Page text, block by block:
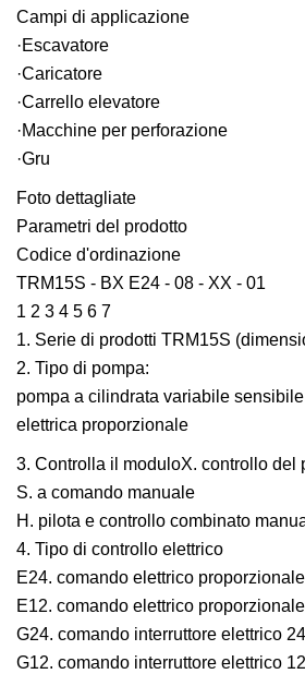
Campi di applicazione
·Escavatore
·Caricatore
·Carrello elevatore
·Macchine per perforazione
·Gru
Foto dettagliate
Parametri del prodotto
Codice d'ordinazione
TRM15S - BX E24 - 08 - XX - 01
1 2 3 4 5 6 7
1. Serie di prodotti TRM15S
2. Tipo di pompa:
pompa a cilindrata variabile
elettrica proporzionale
3. Controlla il moduloX. controllo del
S. a comando manuale
H. pilota e controllo combinato
4. Tipo di controllo elettrico
E24. comando elettrico
E12. comando elettrico
G24. comando interruttore elettrico
G12. comando interruttore elettrico